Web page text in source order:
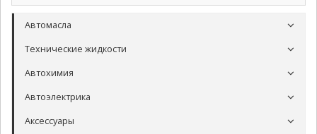
Автомасла
Технические жидкости
Автохимия
Автоэлектрика
Аксессуары